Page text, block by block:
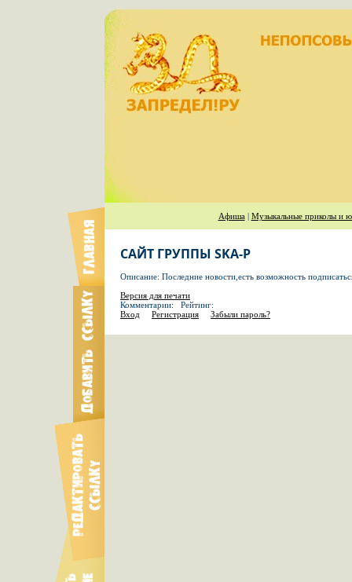
Афиша| Музыкальные приколы и
САЙТ ГРУППЫ SKA-P
Описание: Последние новости,есть возможность
Версия для печати
Комментарии: Рейтинг:
Вход
Регистрация Забыли пароль?